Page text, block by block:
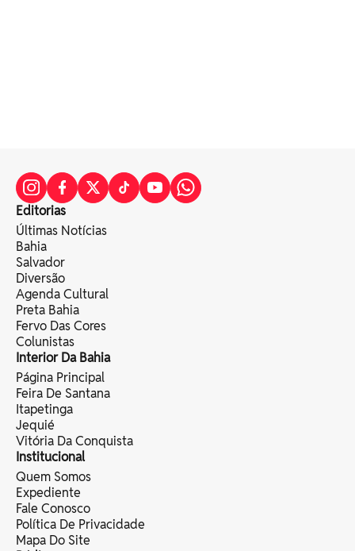
Editorias
Últimas Notícias
Bahia
Salvador
Diversão
Agenda Cultural
Preta Bahia
Fervo Das Cores
Colunistas
Interior Da Bahia
Página Principal
Feira De Santana
Itapetinga
Jequié
Vitória Da Conquista
Institucional
Quem Somos
Expediente
Fale Conosco
Política De Privacidade
Mapa Do Site